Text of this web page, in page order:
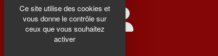
Ce site utilise des cookies et
vous donne le contrôle sur
ceux que vous souhaitez
activer